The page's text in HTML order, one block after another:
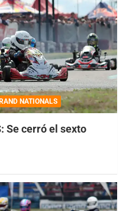
NATIONALS
Se cerró el sexto